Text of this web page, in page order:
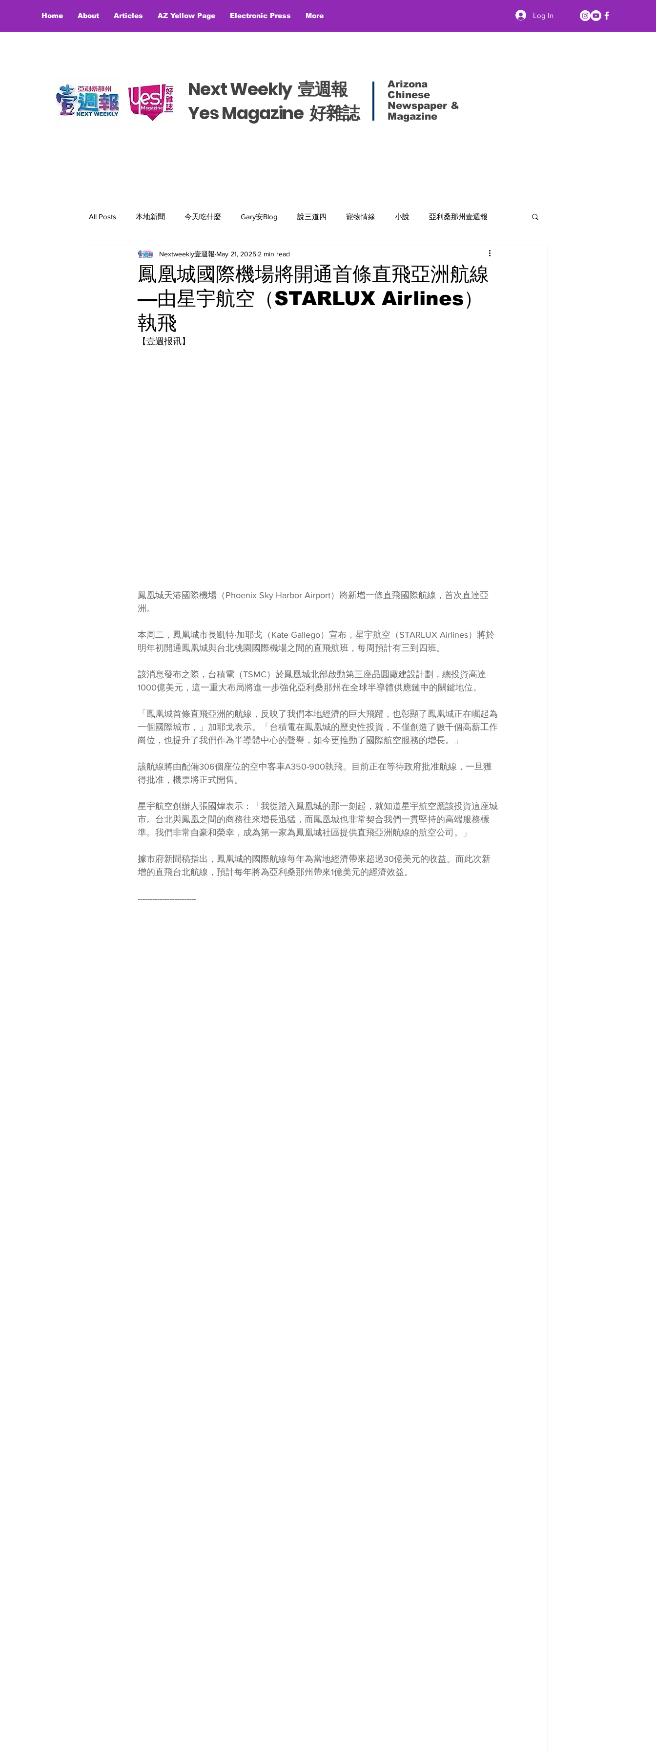
Home About Articles AZ Yellow Page Electronic Press More Log In
Next Weekly 壹週報
​​Yes Magazine 好雜誌
Arizona
Chinese
Newspaper &
Magazine
All Posts 本地新聞 今天吃什麼 Gary安Blog 說三道四 寵物情緣 小說 亞利桑那州壹週報
鳳凰城國際機場將開通首條直飛亞洲航線
—由星宇航空（STARLUX Airlines）
執飛
Nextweekly壹週報 May 21, 2025 2 min read
【壹週报讯】
鳳凰城天港國際機場（Phoenix Sky Harbor Airport）將新增一條直飛國際航線，首次直達亞
洲。
本周二，鳳凰城市長凱特·加耶戈（Kate Gallego）宣布，星宇航空（STARLUX Airlines）將於
明年初開通鳳凰城與台北桃園國際機場之間的直飛航班，每周預計有三到四班。
該消息發布之際，台積電（TSMC）於鳳凰城北部啟動第三座晶圓廠建設計劃，總投資高達
1000億美元，這一重大布局將進一步強化亞利桑那州在全球半導體供應鏈中的關鍵地位。
「鳳凰城首條直飛亞洲的航線，反映了我們本地經濟的巨大飛躍，也彰顯了鳳凰城正在崛起為
一個國際城市，」加耶戈表示。「台積電在鳳凰城的歷史性投資，不僅創造了數千個高薪工作
崗位，也提升了我們作為半導體中心的聲譽，如今更推動了國際航空服務的增長。」
該航線將由配備306個座位的空中客車A350-900執飛。目前正在等待政府批准航線，一旦獲
得批准，機票將正式開售。
星宇航空創辦人張國煒表示：「我從踏入鳳凰城的那一刻起，就知道星宇航空應該投資這座城
市。台北與鳳凰之間的商務往來增長迅猛，而鳳凰城也非常契合我們一貫堅持的高端服務標
準。我們非常自豪和榮幸，成為第一家為鳳凰城社區提供直飛亞洲航線的航空公司。」
據市府新聞稿指出，鳳凰城的國際航線每年為當地經濟帶來超過30億美元的收益。而此次新
增的直飛台北航線，預計每年將為亞利桑那州帶來1億美元的經濟效益。
------------------------